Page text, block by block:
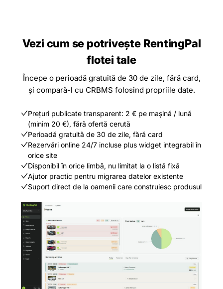
Vezi cum se potrivește RentingPal
flotei tale
Începe o perioadă gratuită de 30 de zile, fără card,
și compară-l cu CRBMS folosind propriile date.
Prețuri publicate transparent: 2 € pe mașină / lună
(minim 20 €), fără ofertă cerută
Perioadă gratuită de 30 de zile, fără card
Rezervări online 24/7 incluse plus widget integrabil în
orice site
Disponibil în orice limbă, nu limitat la o listă fixă
Ajutor practic pentru migrarea datelor existente
Suport direct de la oamenii care construiesc produsul